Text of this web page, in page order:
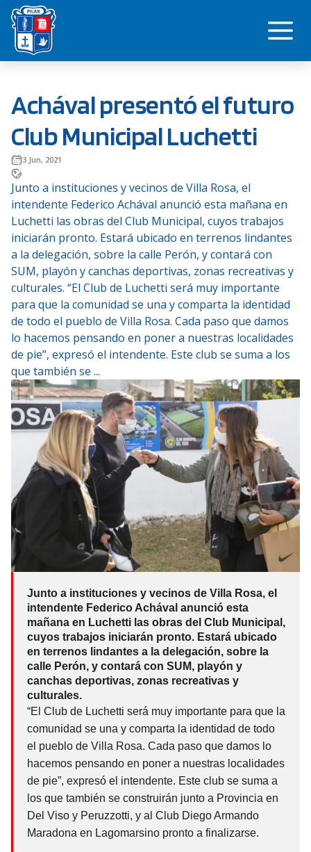
Saltar
contenido
Achával presentó el futuro
Club Municipal Luchetti
3 Jun, 2021
Junto a instituciones y vecinos de Villa Rosa, el
intendente Federico Achával anunció esta mañana en
Luchetti las obras del Club Municipal, cuyos trabajos
iniciarán pronto. Estará ubicado en terrenos lindantes
a la delegación, sobre la calle Perón, y contará con
SUM, playón y canchas deportivas, zonas recreativas y
culturales. “El Club de Luchetti será muy importante
para que la comunidad se una y comparta la identidad
de todo el pueblo de Villa Rosa. Cada paso que damos
lo hacemos pensando en poner a nuestras localidades
de pie”, expresó el intendente. Este club se suma a los
que también se ...
Junto a instituciones y vecinos de Villa Rosa, el
intendente Federico Achával anunció esta
mañana en Luchetti las obras del Club Municipal,
cuyos trabajos iniciarán pronto. Estará ubicado
en terrenos lindantes a la delegación, sobre la
calle Perón, y contará con SUM, playón y
canchas deportivas, zonas recreativas y
culturales.
“El Club de Luchetti será muy importante para que la
comunidad se una y comparta la identidad de todo
el pueblo de Villa Rosa. Cada paso que damos lo
hacemos pensando en poner a nuestras localidades
de pie”, expresó el intendente. Este club se suma a
los que también se construirán junto a Provincia en
Del Viso y Peruzzotti, y al Club Diego Armando
Maradona en Lagomarsino pronto a finalizarse.